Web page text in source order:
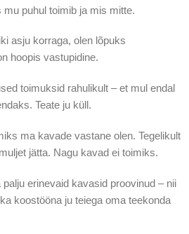
puhul toimib ja mis mitte.
asju korraga, olen lõpuks
hoopis vastupidine.
toimuksid rahulikult – et mul endal
Teate ju küll.
ma kavade vastane olen. Tegelikult
jätta. Nagu kavad ei toimiks.
erinevaid kavasid proovinud – nii
koostööna ju teiega oma teekonda